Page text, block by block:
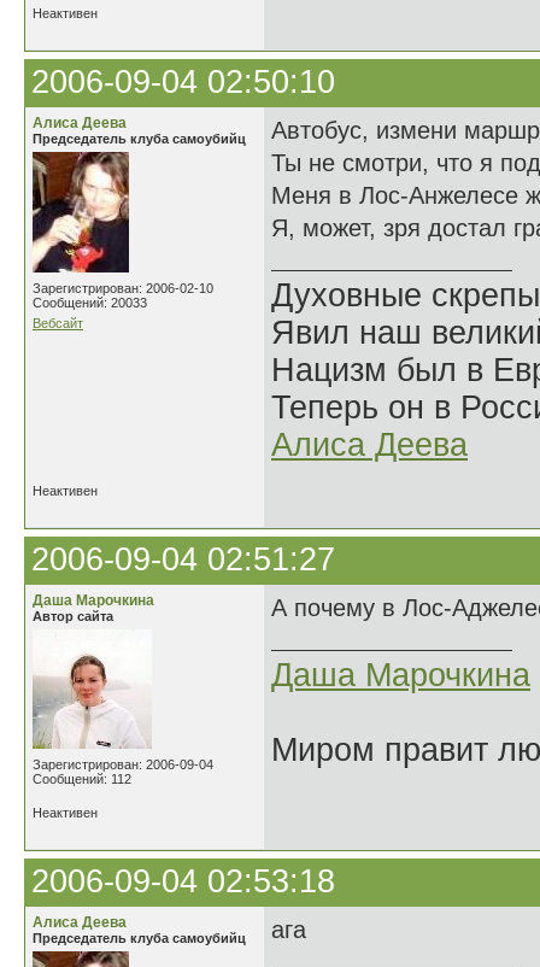
Неактивен
2006-09-04 02:50:10
Алиса Деева
Председатель клуба самоубийц
Зарегистрирован: 2006-02-10
Сообщений: 20033
Вебсайт
Автобус, измени
Ты не смотри, что я
Меня в Лос-Анжелесе
Я, может, зря достал
Духовные
Явил наш
Нацизм был в
Теперь он в
Алиса Деева
Неактивен
2006-09-04 02:51:27
Даша Марочкина
Автор сайта
Зарегистрирован: 2006-09-04
Сообщений: 112
А почему в Лос-
Даша Марочкина
Миром правит
Неактивен
2006-09-04 02:53:18
Алиса Деева
Председатель клуба самоубийц ага